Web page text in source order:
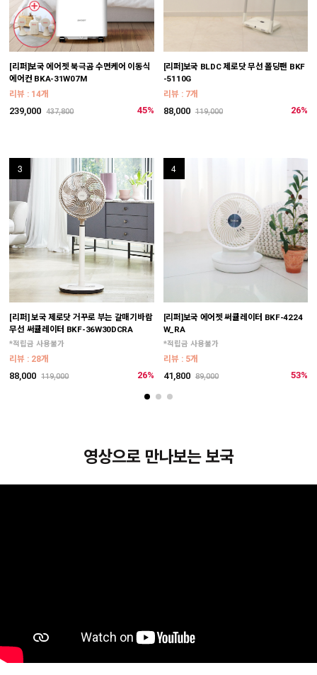
[리퍼]보국 에어젯 북극곰 수면케어 이동식
에어컨 BKA-31W07M
리뷰 : 14개
45%
239,000 437,800
[리퍼]보국 BLDC 제로닷 무선 폴딩팬 BKF
-5110G
리뷰 : 7개
26%
88,000 119,000
3
[리퍼] 보국 제로닷 거꾸로 부는 갈매기바람
무선 써큘레이터 BKF-36W30DCRA
*적립금 사용불가
리뷰 : 28개
26%
88,000 119,000
4
[리퍼]보국 에어젯 써큘레이터 BKF-4224
W_RA
*적립금 사용불가
리뷰 : 5개
53%
41,800 89,000
영상으로 만나보는 보국